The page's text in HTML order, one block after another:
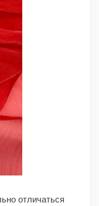
отличаться